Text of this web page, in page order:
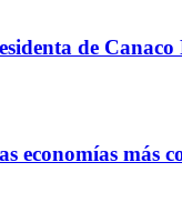
de
economías más